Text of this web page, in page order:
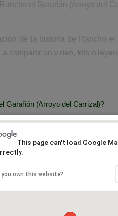
el Garañón (Arroyo del
de la historia de Rancho
compartir un video, foto o
Garañón (Arroyo del Carrizal)?
This page can't load Google
you own this website?